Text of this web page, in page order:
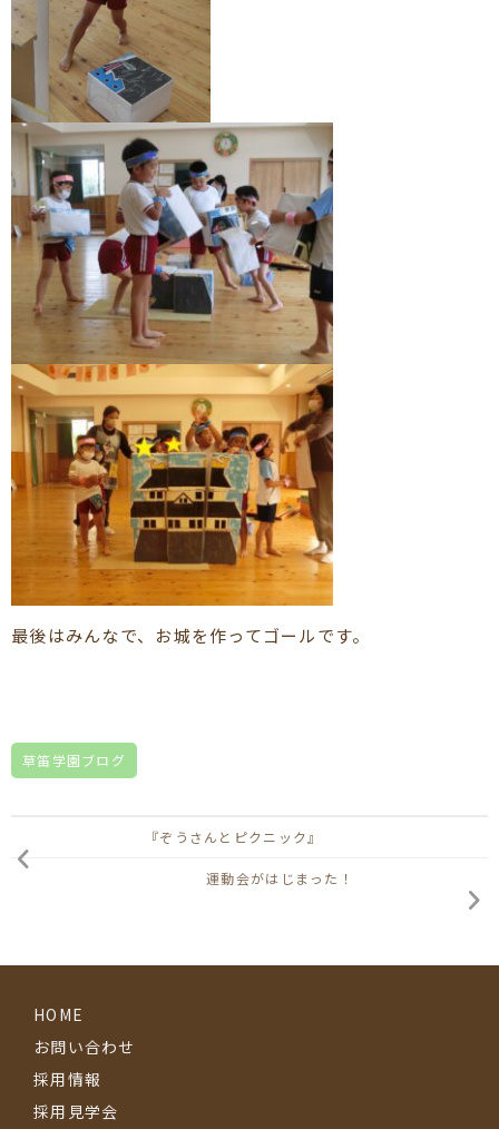
最後はみんなで、お城を作ってゴールです。
草笛学園ブログ
『ぞうさんとピクニック』
運動会がはじまった！
HOME
お問い合わせ
採用情報
採用見学会